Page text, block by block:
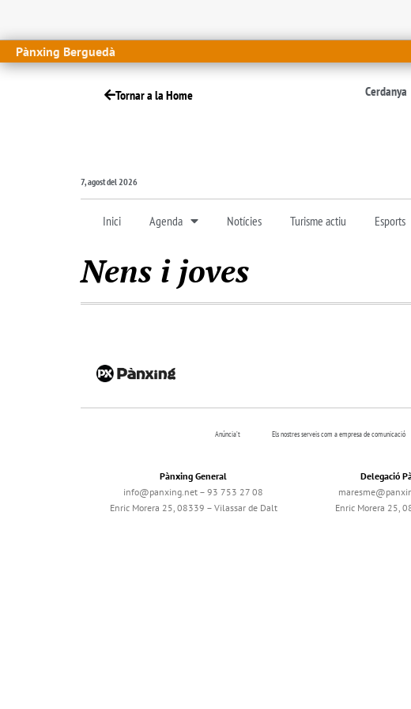
Pànxing Berguedà
Tornar a la Home Cerdanya
7, agost del 2026
Inici Agenda Notícies Turisme actiu Esports
Nens i joves
Anúncia’t Els nostres serveis com a empresa de comunicació
Pànxing General
info@panxing.net – 93 753 27 08
Enric Morera 25, 08339 – Vilassar de Dalt
Delegació
Enric Morera 25,